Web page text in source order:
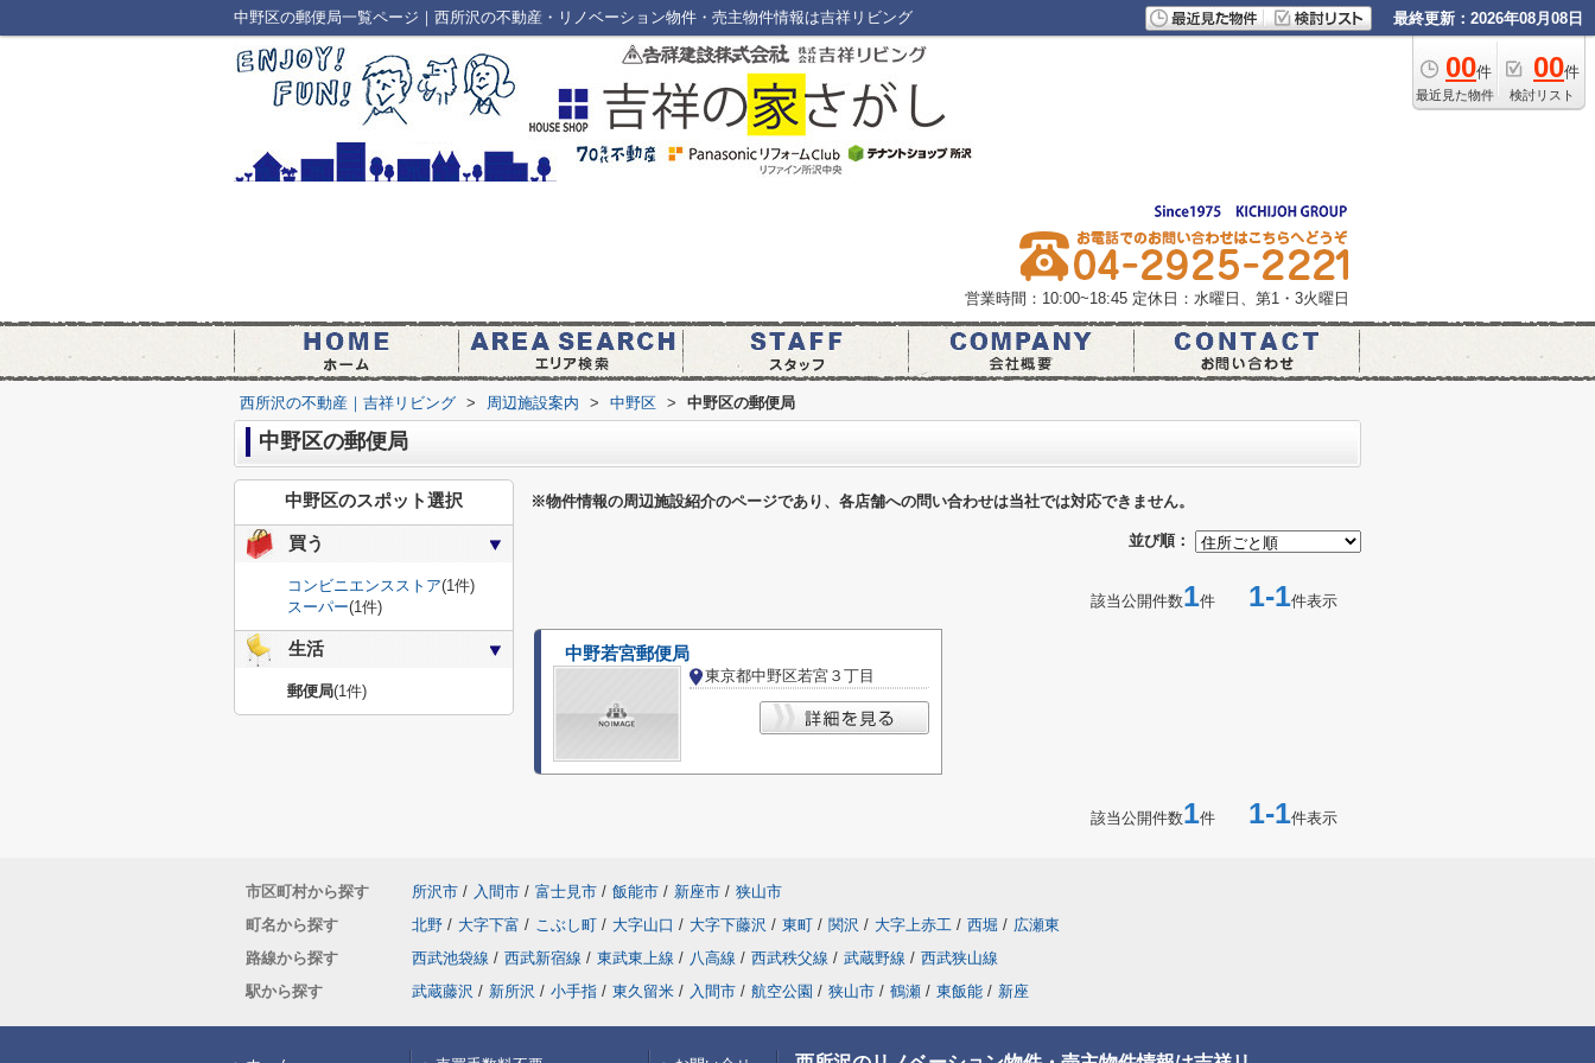
中野区の郵便局一覧ページ｜西所沢の不動産・リノベーション物件・売主物件情報は吉祥リビング 最終更新：2026年08月08日
00件
最近見た物件
00件
検討リスト
営業時間：10:00~18:45 定休日：水曜日、第1・3火曜日
西所沢の不動産｜吉祥リビング > 周辺施設案内 > 中野区 > 中野区の郵便局
中野区の郵便局
※物件情報の周辺施設紹介のページであり、各店舗への問い合わせは当社では対応できません。
並び順：
該当公開件数1件 1-1件表示
中野若宮郵便局
東京都中野区若宮３丁目
該当公開件数1件 1-1件表示
中野区のスポット選択
買う
コンビニエンスストア(1件)
スーパー(1件)
生活
郵便局(1件)
市区町村から探す 所沢市 / 入間市 / 富士見市 / 飯能市 / 新座市 / 狭山市
町名から探す
北野 / 大字下富 / こぶし町 / 大字山口 / 大字下藤沢 / 東町 / 関沢 / 大字上赤工 / 西堀 / 広瀬東
路線から探す
西武池袋線 / 西武新宿線 / 東武東上線 / 八高線 / 西武秩父線 / 武蔵野線 / 西武狭山線
駅から探す
武蔵藤沢 / 新所沢 / 小手指 / 東久留米 / 入間市 / 航空公園 / 狭山市 / 鶴瀬 / 東飯能 / 新座